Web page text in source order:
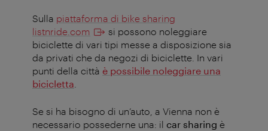
Sulla piattaforma di bike sharing
listnride.com
si possono noleggiare
biciclette di vari tipi messe a disposizione sia
da privati che da negozi di biciclette. In vari
punti della città è possibile noleggiare una
bicicletta
Se si ha bisogno di un’auto, a Vienna non è
necessario possederne una: il car sharing è